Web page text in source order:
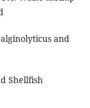
and
Shellfish